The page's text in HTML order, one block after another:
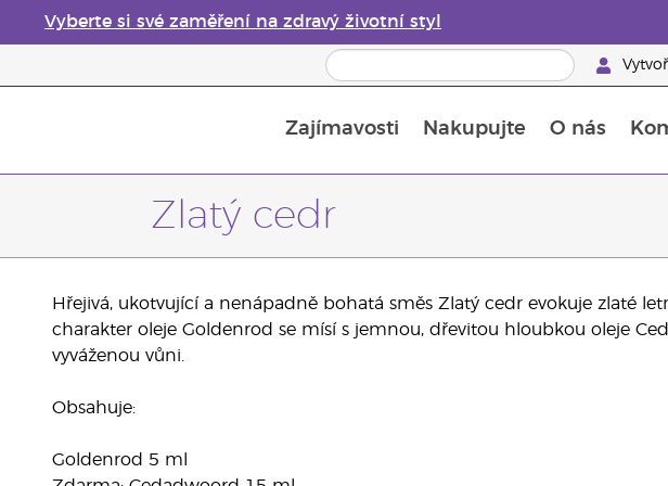
Vyberte si své zaměření na zdravý životní styl
Zajímavosti Nakupujte O nás
Zlatý cedr
Hřejivá, ukotvující a nenápadně bohatá směs Zlatý cedr evokuje zlaté
charakter oleje Goldenrod se mísí s jemnou, dřevitou hloubkou oleje
vyváženou vůni.
Obsahuje:
Goldenrod 5 ml